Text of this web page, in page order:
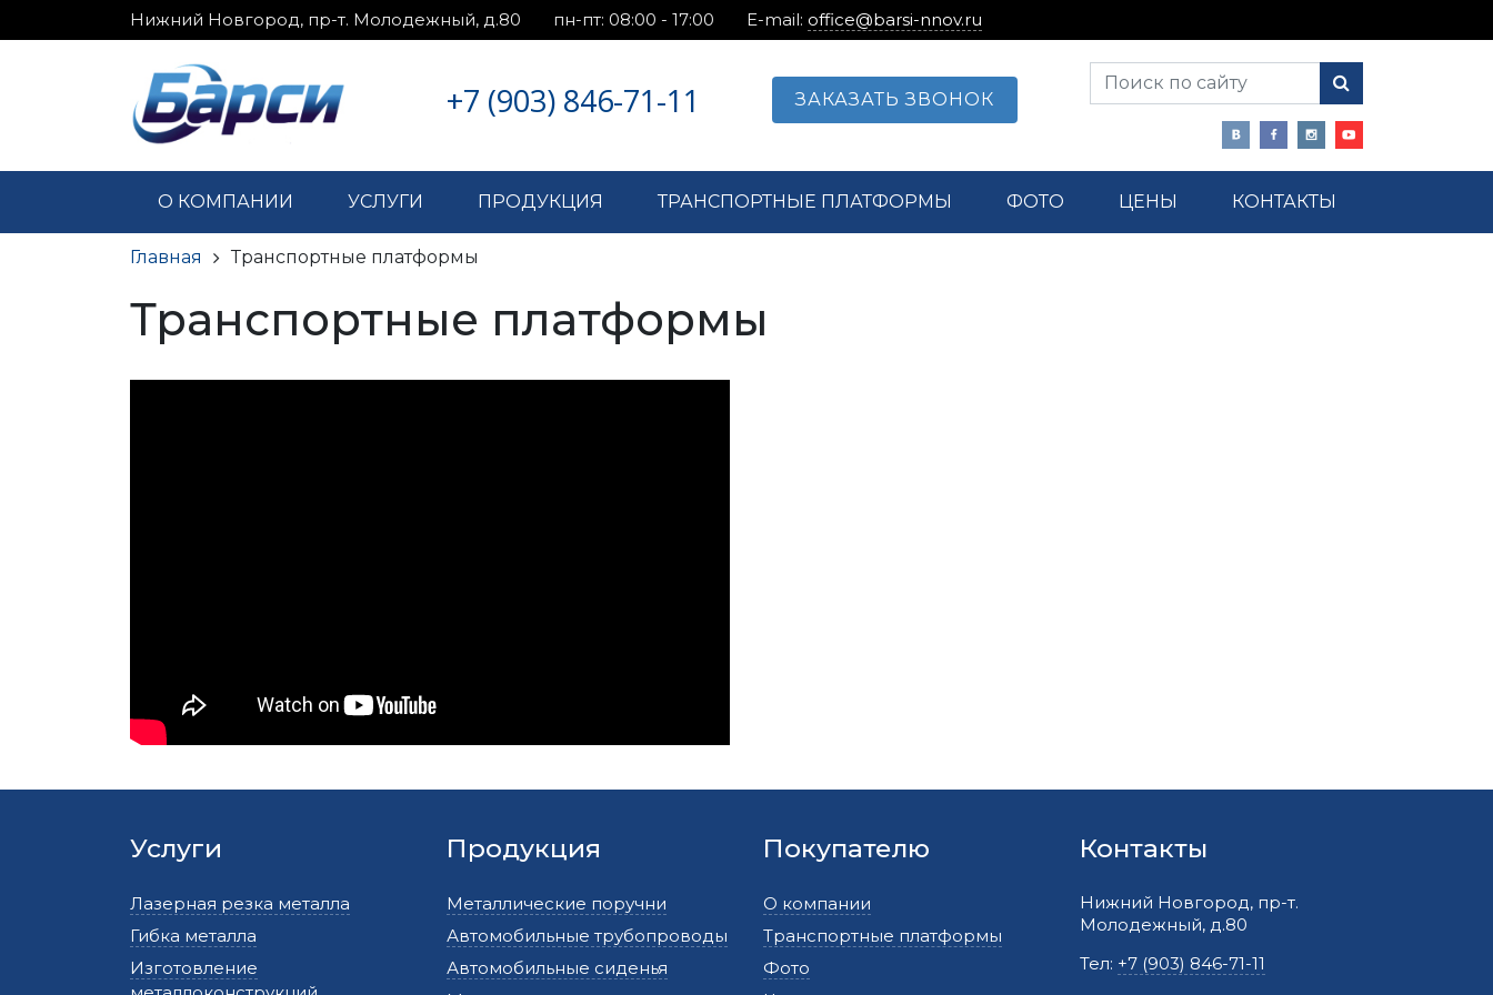
Нижний Новгород, пр-т. Молодежный, д.80 пн-пт: 08:00 - 17:00 E-mail: office@barsi-nnov.ru
+7 (903) 846-71-11 ЗАКАЗАТЬ ЗВОНОК
О КОМПАНИИ УСЛУГИ ПРОДУКЦИЯ ТРАНСПОРТНЫЕ ПЛАТФОРМЫ ФОТО ЦЕНЫ КОНТАКТЫ
Главная Транспортные платформы
Транспортные платформы
Услуги
Лазерная резка металла
Гибка металла
Изготовление
Продукция
Металлические поручни
Автомобильные трубопроводы
Автомобильные сиденья
Покупателю
О компании
Транспортные платформы
Фото
Контакты
Нижний Новгород, пр-т.
Молодежный, д.80
Тел: +7 (903) 846-71-11